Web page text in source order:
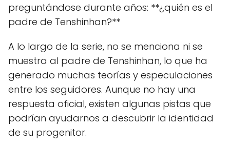
preguntándose durante años: **¿quién es el
padre de Tenshinhan?**
A lo largo de la serie, no se menciona ni se
muestra al padre de Tenshinhan, lo que ha
generado muchas teorías y especulaciones
entre los seguidores. Aunque no hay una
respuesta oficial, existen algunas pistas que
podrían ayudarnos a descubrir la identidad
de su progenitor.